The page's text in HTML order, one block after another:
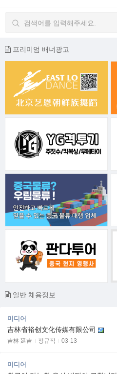
프리미엄 배너광고
일반 채용정보
미디어
吉林省裕创文化传媒有限公司
吉林 延吉 정규직 03-13
미디어